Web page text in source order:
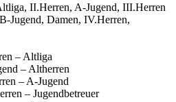
II.Herren, A-Jugend, III.Herren
Jugend, Damen, IV.Herren,
– Altliga
– Altherren
– A-Jugend
– Jugendbetreuer